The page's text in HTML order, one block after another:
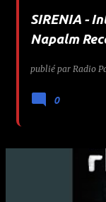
SIRENIA -
Napalm
publié par Radio
0